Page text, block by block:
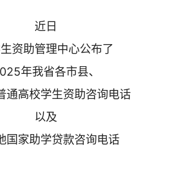
近日
资助管理中心公布了
年我省各市县、
通高校学生资助咨询电话
以及
国家助学贷款咨询电话